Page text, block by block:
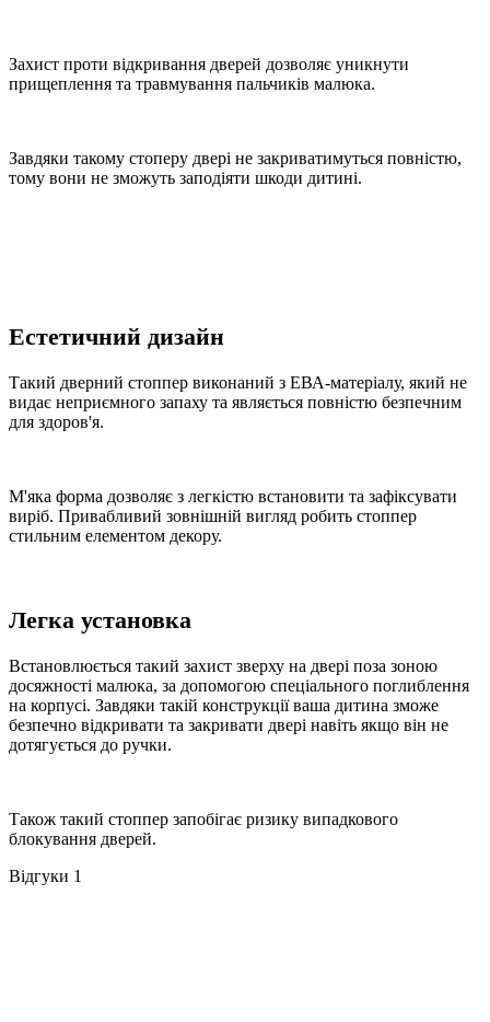
Захист проти відкривання дверей дозволяє уникнути
прищеплення та травмування пальчиків малюка.
Завдяки такому стоперу двері не закриватимуться повністю,
тому вони не зможуть заподіяти шкоди дитині.
Естетичний дизайн
Такий дверний стоппер виконаний з ЕВА-матеріалу, який не
видає неприємного запаху та являється повністю безпечним
для здоров'я.
М'яка форма дозволяє з легкістю встановити та зафіксувати
виріб. Привабливий зовнішній вигляд робить стоппер
стильним елементом декору.
Легка установка
Встановлюється такий захист зверху на двері поза зоною
досяжності малюка, за допомогою спеціального поглиблення
на корпусі. Завдяки такій конструкції ваша дитина зможе
безпечно відкривати та закривати двері навіть якщо він не
дотягується до ручки.
Також такий стоппер запобігає ризику випадкового
блокування дверей.
Відгуки 1